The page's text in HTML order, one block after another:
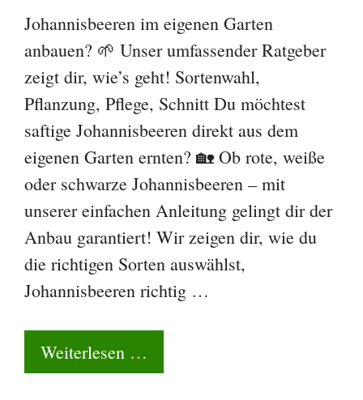
Johannisbeeren im eigenen Garten
anbauen? 🌱 Unser umfassender Ratgeber
zeigt dir, wie’s geht! Sortenwahl,
Pflanzung, Pflege, Schnitt Du möchtest
saftige Johannisbeeren direkt aus dem
eigenen Garten ernten? 🏡 Ob rote, weiße
oder schwarze Johannisbeeren – mit
unserer einfachen Anleitung gelingt dir der
Anbau garantiert! Wir zeigen dir, wie du
die richtigen Sorten auswählst,
Johannisbeeren richtig …
Weiterlesen …